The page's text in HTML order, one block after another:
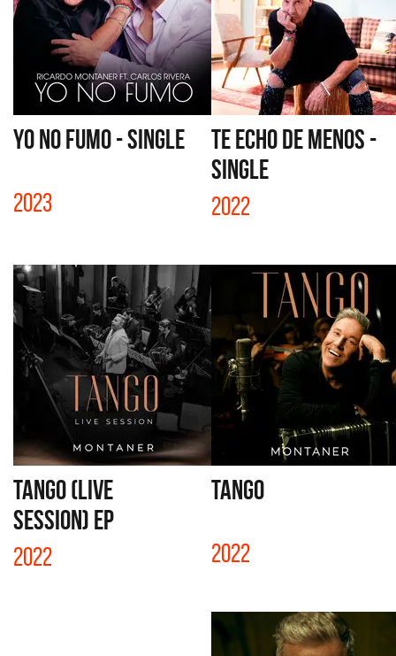
YO NO FUMO - SINGLE
2023
TE ECHO DE MENOS -
SINGLE
2022
TANGO (LIVE
SESSION) EP
2022
TANGO
2022